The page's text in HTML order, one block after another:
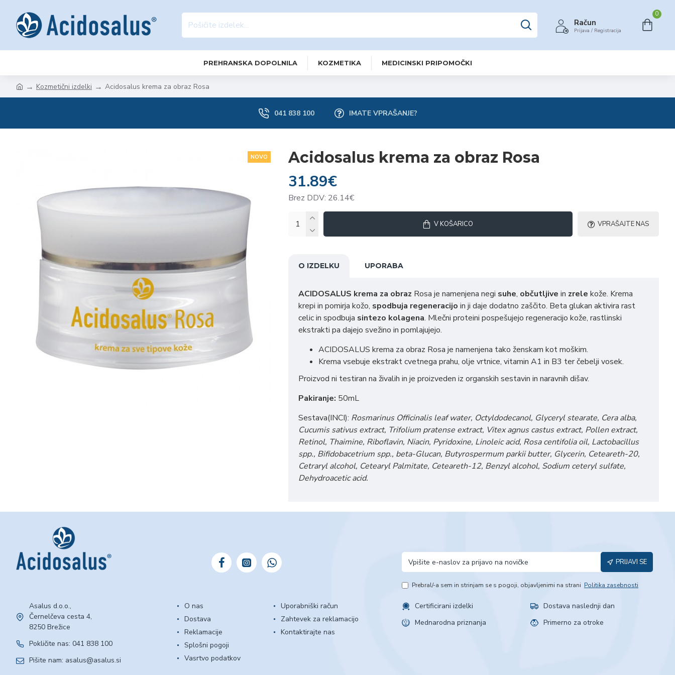
Račun
Prijava / Registracija
0
PREHRANSKA DOPOLNILA KOZMETIKA MEDICINSKI PRIPOMOČKI
Kozmetični izdelki Acidosalus krema za obraz Rosa
041 838 100 IMATE VPRAŠANJE?
NOVO Acidosalus krema za obraz Rosa
31.89€
Brez DDV: 26.14€
V KOŠARICO VPRAŠAJTE NAS
O IZDELKU UPORABA
ACIDOSALUS krema za obraz Rosa je namenjena negi suhe, občutljive in zrele kože. Krema
krepi in pomirja kožo, spodbuja regeneracijo in ji daje dodatno zaščito. Beta glukan aktivira rast
celic in spodbuja sintezo kolagena. Mlečni proteini pospešujejo regeneracijo kože, rastlinski
ekstrakti pa dajejo svežino in pomlajujejo.
ACIDOSALUS krema za obraz Rosa je namenjena tako ženskam kot moškim.
Krema vsebuje ekstrakt cvetnega prahu, olje vrtnice, vitamin A1 in B3 ter čebelji vosek.
Proizvod ni testiran na živalih in je proizveden iz organskih sestavin in naravnih dišav.
Pakiranje: 50mL
Sestava(INCI): Rosmarinus Officinalis leaf water, Octyldodecanol, Glyceryl stearate, Cera alba,
Cucumis sativus extract, Trifolium pratense extract, Vitex agnus castus extract, Pollen extract,
Retinol, Thaimine, Riboflavin, Niacin, Pyridoxine, Linoleic acid, Rosa centifolia oil, Lactobacillus
spp., Bifidobacetrium spp., beta-Glucan, Butyrospermum parkii butter, Glycerin, Ceteareth-20,
Cetraryl alcohol, Cetearyl Palmitate, Ceteareth-12, Benzyl alcohol, Sodium ceteryl sulfate,
Dehydroacetic acid.
PRIJAVI SE
Prebral/-a sem in strinjam se s pogoji, objavljenimi na strani Politika zasebnosti
Asalus d.o.o.,
Černelčeva cesta 4,
8250 Brežice
Pokličite nas: 041 838 100
Pišite nam: asalus@asalus.si
O nas
Dostava
Reklamacije
Splošni pogoji
Vasrtvo podatkov
Uporabniški račun
Zahtevek za reklamacijo
Kontaktirajte nas
Certificirani izdelki
Mednarodna priznanja
Dostava naslednji dan
Primerno za otroke